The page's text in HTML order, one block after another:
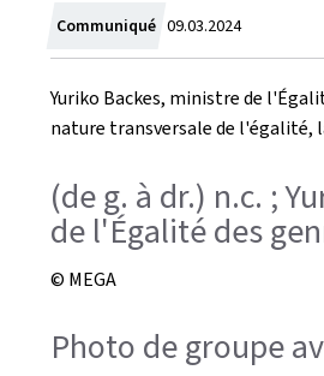
Communiqué Crée
le
09.03.2024
Yuriko Backes, ministre de
nature transversale de l'égalité,
(de g. à dr.) n.c. ;
de l'Égalité des
© MEGA
Photo de groupe